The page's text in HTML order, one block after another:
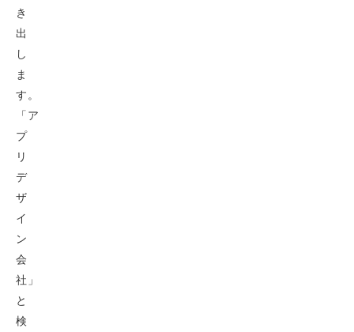
き
出
し
ま
す。
「ア
プ
リ
デ
ザ
イ
ン
会
社」
と
検